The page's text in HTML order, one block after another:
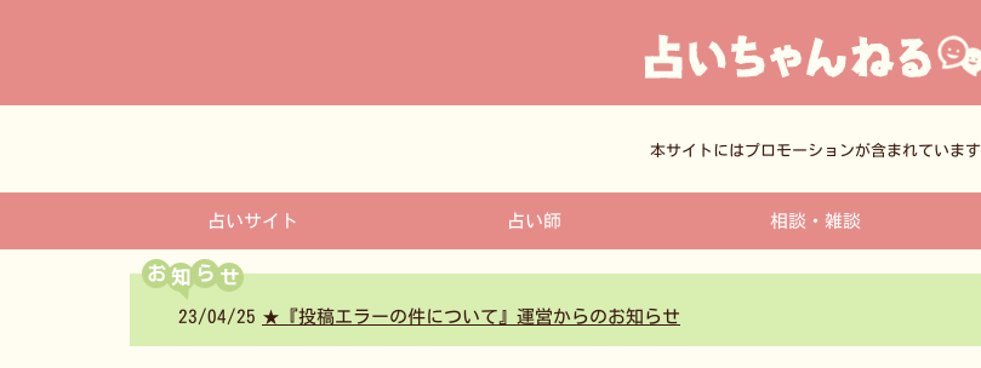
本サイトにはプロモーションが含まれています
占いサイト 占い師 相談・雑談
お ら
23/04/25 ★『投稿エラーの件について』運営からのお知らせ